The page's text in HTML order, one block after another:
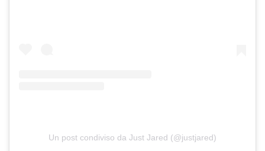
Un post condiviso da Just Jared (@justjared)